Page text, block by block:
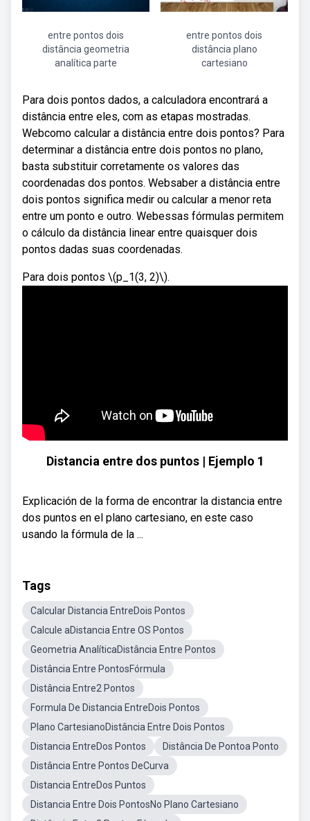
entre pontos dois
distância geometria
analítica parte
entre pontos dois
distância plano
cartesiano
Para dois pontos dados, a calculadora encontrará a
distância entre eles, com as etapas mostradas.
Webcomo calcular a distância entre dois pontos? Para
determinar a distância entre dois pontos no plano,
basta substituir corretamente os valores das
coordenadas dos pontos. Websaber a distância entre
dois pontos significa medir ou calcular a menor reta
entre um ponto e outro. Webessas fórmulas permitem
o cálculo da distância linear entre quaisquer dois
pontos dadas suas coordenadas.
Para dois pontos \(p_1(3, 2)\).
Distancia entre dos puntos | Ejemplo 1
Explicación de la forma de encontrar la distancia entre
dos puntos en el plano cartesiano, en este caso
usando la fórmula de la ...
Tags
Calcular Distancia EntreDois Pontos
Calcule aDistancia Entre OS Pontos
Geometria AnalíticaDistância Entre Pontos
Distância Entre PontosFórmula
Distância Entre2 Pontos
Formula De Distancia EntreDois Pontos
Plano CartesianoDistância Entre Dois Pontos
Distancia EntreDos Pontos
Distância De Pontoa Ponto
Distância Entre Pontos DeCurva
Distancia EntreDos Puntos
Distancia Entre Dois PontosNo Plano Cartesiano